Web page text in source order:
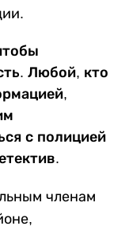
Любой, кто
с полицией
членам